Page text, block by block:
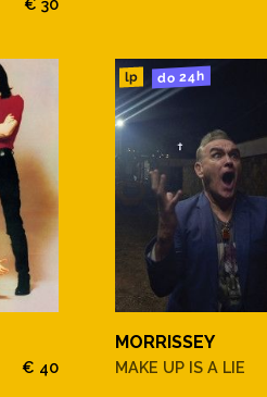
€ 40
lp do 24h
MORRISSEY
MAKE UP IS A LIE